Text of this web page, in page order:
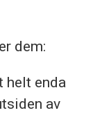
dem:
helt enda
av